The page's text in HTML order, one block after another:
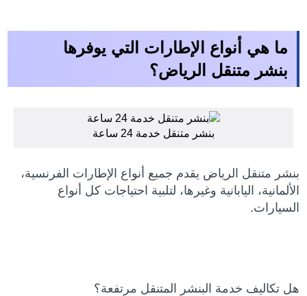
ما هي أنواع الإطارات التي يوفرها
بنشر متنقل الرياض؟
بنشر متنقل خدمة 24 ساعة
بنشر متنقل الرياض يقدم جميع أنواع الإطارات الفرنسية،
الألمانية، اليابانية وغيرها، لتلبية احتياجات كل أنواع
السيارات.
هل تكاليف خدمة البنشر المتنقل مرتفعة؟